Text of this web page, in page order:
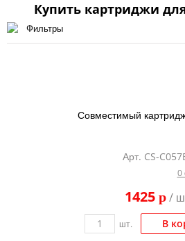
Konica Minolta
Купить картриджи
Фильтры
Совместимый
Арт. CS-
0
1425 p/
шт. В